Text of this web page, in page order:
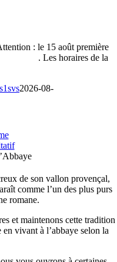
: le 15 août première
. Les horaires de la
2026-08-
de son vallon provençal,
comme l’un des plus purs
romane.
et maintenons cette tradition
vivant à l’abbaye selon la